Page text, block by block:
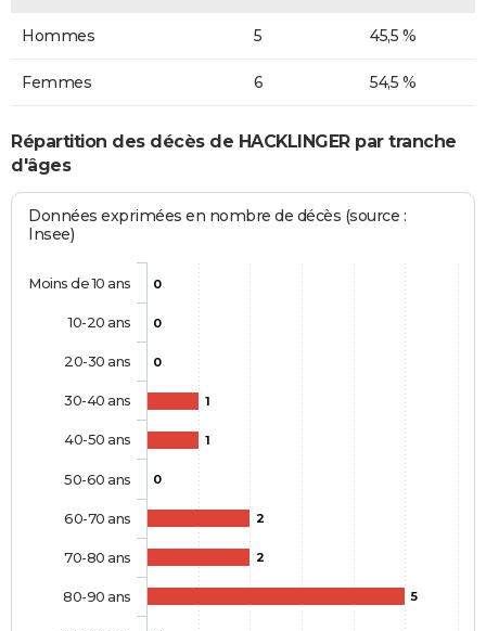
Hommes 5 45,5 %
Femmes 6 54,5 %
Répartition des décès de HACKLINGER par tranche
d'âges
Données exprimées en nombre de décès (source :
Insee)
0
0
0
1
1
0
2
2
5
Moins de 10 ans
10-20 ans
20-30 ans
30-40 ans
40-50 ans
50-60 ans
60-70 ans
70-80 ans
80-90 ans